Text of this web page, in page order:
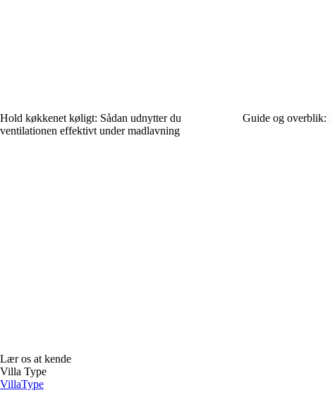
Hold køkkenet køligt: Sådan udnytter du
ventilationen effektivt under madlavning
Guide og overblik:
Lær os at kende
Villa Type
VillaType